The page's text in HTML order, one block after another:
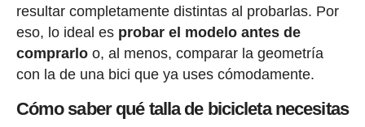
resultar completamente distintas al probarlas. Por
eso, lo ideal es probar el modelo antes de
comprarloo, al menos, comparar la geometría
con la de una bici que ya uses cómodamente.
Cómo saber qué talla de bicicleta necesitas